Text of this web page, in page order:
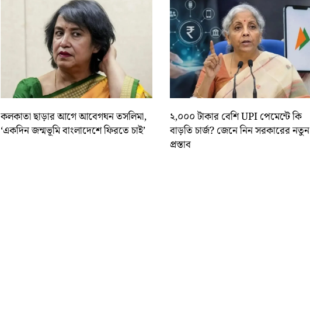
কলকাতা ছাড়ার আগে আবেগঘন তসলিমা,
‘একদিন জন্মভূমি বাংলাদেশে ফিরতে চাই’
২,০০০ টাকার বেশি UPI পেমেন্টে কি
বাড়তি চার্জ? জেনে নিন সরকারের নতুন
প্রস্তাব